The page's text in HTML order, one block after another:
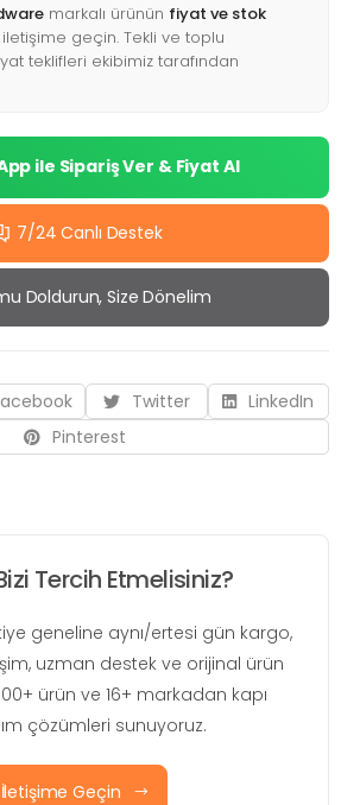
markalı ürünün fiyat ve stok
geçin. Tekli ve toplu
teklifleri ekibimiz tarafından
ile Sipariş Ver & Fiyat Al
7/24 Canlı Destek
Doldurun, Size Dönelim
Twitter
LinkedIn
Pinterest
Tercih Etmelisiniz?
geneline aynı/ertesi gün kargo,
uzman destek ve orijinal ürün
ürün ve 16+ markadan kapı
çözümleri sunuyoruz.
İletişime Geçin